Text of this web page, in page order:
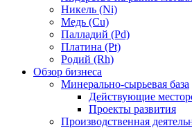
Никель (Ni)
Медь (Cu)
Палладий (Pd)
Платина (Pt)
Родий (Rh)
Обзор бизнеса
Минерально-сырьевая база
Действующие
Проекты развития
Производственная